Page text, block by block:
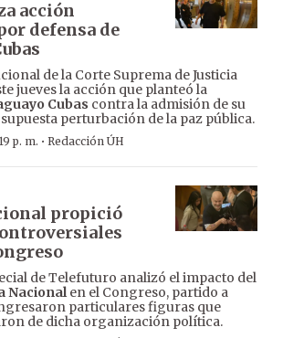
acción
defensa de
de la Corte Suprema de Justicia
jueves la acción que planteó la
Cubas contra la admisión de su
perturbación de la paz pública.
p. m. · Redacción ÚH
propició
de Telefuturo analizó el impacto del
Nacionalen el Congreso, partido a
particulares figuras que
de dicha organización política.